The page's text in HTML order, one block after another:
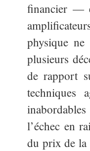
financier —
physique
plusieurs
de rapport
techniques
l’échec en
du prix de la